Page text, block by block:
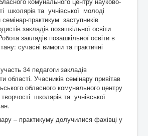
школярів та учнівської молоді
практикум заступників
закладів позашкільної освіти
закладів позашкільної освіти в
сучасні вимоги та практичні
34 педагоги закладів
області. Учасників семінару привітав
обласного комунального центру
школярів та учнівської
– практикуму долучилися фахівці у